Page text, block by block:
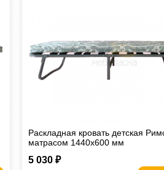
Раскладная кровать детская
матрасом 1440х600 мм
5 030 ₽